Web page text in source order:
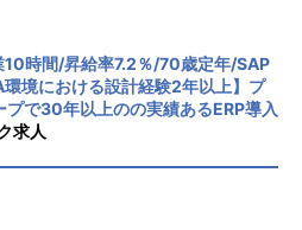
け新しい仲間を増員募集して
さい＞
プスの社風が分かる記事を掲載
ise.co.jp/
休憩時間はコミュニケーショ
との距離感がほかの業界と比
じられ、モチベーション高く
）
しかったが、社内事例や勉強
Oまで一緒に参加できた。
説明してくれる人が多かった
完遂できた。（20代・男性）
約50％成長し、日本国内で導
しています。
ておりますが、技術習得者はま
験は、
市場価値を高めて頂くことにつ
す※
ERP Cloudなどを活用し、企
スを最適化し、経営管理の強
す1。
手社員が活躍できる環境で、
良く、活気に満ちた雰囲気が
性を重視し、様々な国籍や背
協力し合いながら働いていま
10時間/昇給率7.2％/70歳定年/SAP
境における設計経験2年以上】プ
で30年以上のの実績あるERP導入
求人